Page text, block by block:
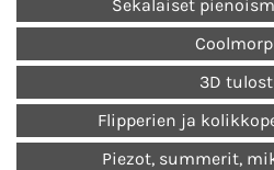
Sekalaiset
3D
Flipperien ja
Piezot, summerit,